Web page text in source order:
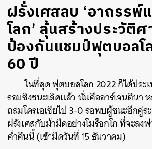
ฝรั่งเศสลบ ‘อาถรรพ์
โลก’ ลุ้นสร้างประวัติ
ป้องกันแชมป์ฟุตบอลโ
60 ปี
ในที่สุด ฟุตบอลโลก 2022 ก็ได้ประ
รอบชิงชนะเลิศแล้ว นั่นคืออาร์เจนตินา
ถล่มโครเอเชียไป 3-0 รอพบผู้ชนะอีกคู่ร
ฝรั่งเศสกับม้ามืดอย่างโมร็อกโก ที่จะลง
ค่ำคืนนี้ (เช้ามืดวันที่ 15 ธันวาคม)